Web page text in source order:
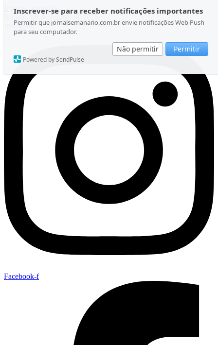
Inscrever-se para receber notificações importantes
Permitir que jornalsemanario.com.br envie notificações Web Push
para seu computador.
Não permitir Permitir
Powered by SendPulse
Ir para o conteúdo
Sábado, 08 de Agosto de 2026
Instagram
Facebook-f